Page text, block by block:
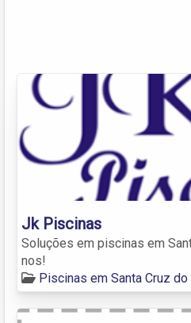
Jk Piscinas
Soluções em piscinas em
nos!
Piscinas em Santa Cruz do